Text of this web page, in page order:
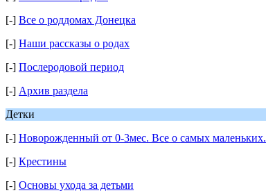
[-] Все о роддомах Донецка
[-] Наши рассказы о родах
[-] Послеродовой период
[-] Архив раздела
Детки
[-] Новорожденный от 0-3мес. Все о самых маленьких.
[-] Крестины
[-] Основы ухода за детьми